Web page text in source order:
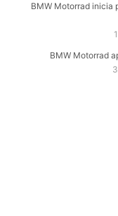
BMW Motorrad inicia
BMW Motorrad